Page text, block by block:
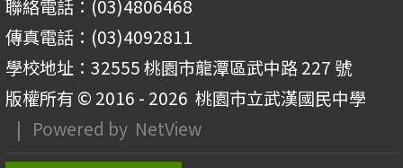
聯絡電話：(03)4806468
傳真電話：(03)4092811
學校地址：32555 桃園市龍潭區武中路 227 號
版權所有 © 2016 - 2026 桃園市立武漢國民中學
| Powered by NetView